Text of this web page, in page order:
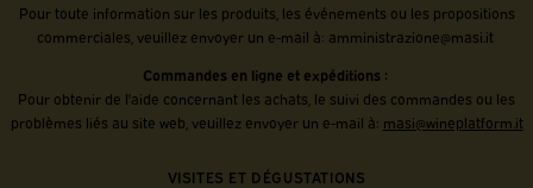
Pour toute information sur les produits, les événements ou les propositions
commerciales, veuillez envoyer un e-mail à: amministrazione@masi.it
Commandes en ligne et expéditions :
Pour obtenir de l'aide concernant les achats, le suivi des commandes ou les
problèmes liés au site web, veuillez envoyer un e-mail à: masi@wineplatform.it
VISITES ET DÉGUSTATIONS